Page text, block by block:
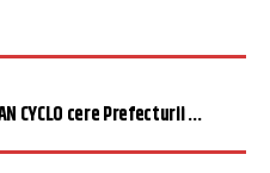
CYCLO cere Prefecturii ...